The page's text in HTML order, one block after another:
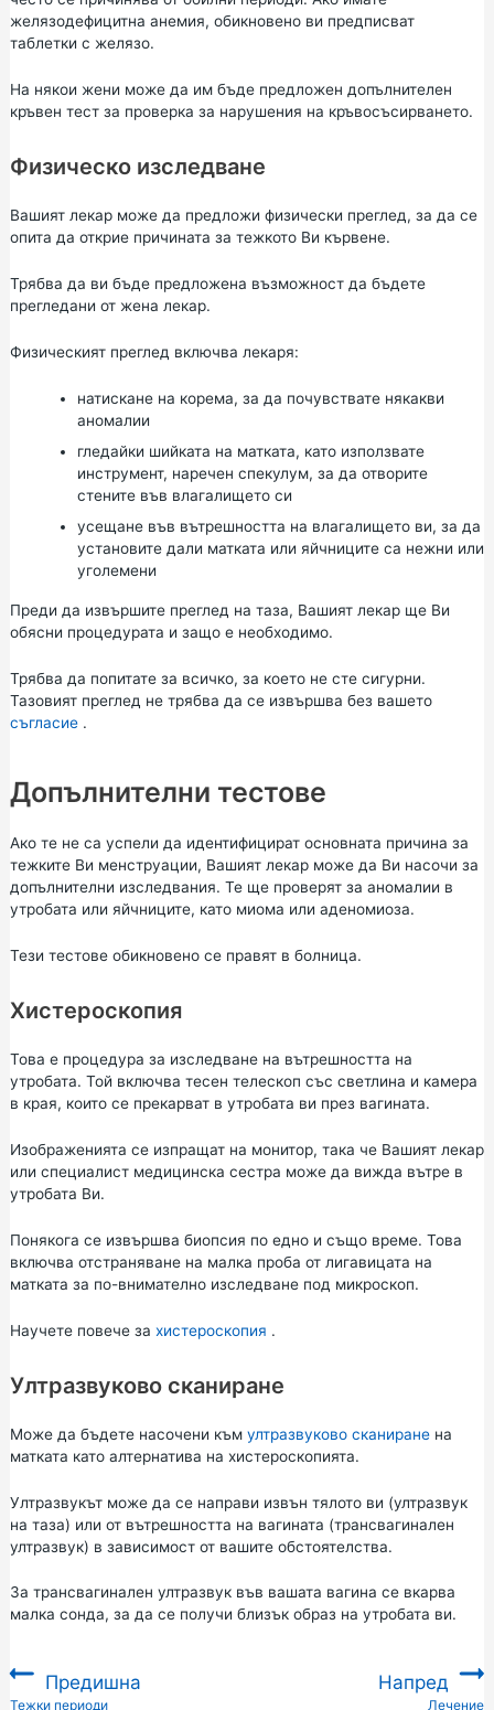
желязодефицитна анемия, обикновено ви предписват
таблетки с желязо.
На някои жени може да им бъде предложен допълнителен
кръвен тест за проверка за нарушения на кръвосъсирването.
Физическо изследване
Вашият лекар може да предложи физически преглед, за да се
опита да открие причината за тежкото Ви кървене.
Трябва да ви бъде предложена възможност да бъдете
прегледани от жена лекар.
Физическият преглед включва лекаря:
натискане на корема, за да почувствате някакви
аномалии
гледайки шийката на матката, като използвате
инструмент, наречен спекулум, за да отворите
стените във влагалището си
усещане във вътрешността на влагалището ви, за да
установите дали матката или яйчниците са нежни или
уголемени
Преди да извършите преглед на таза, Вашият лекар ще Ви
обясни процедурата и защо е необходимо.
Трябва да попитате за всичко, за което не сте сигурни.
Тазовият преглед не трябва да се извършва без вашето
съгласие.
Допълнителни тестове
Ако те не са успели да идентифицират основната причина за
тежките Ви менструации, Вашият лекар може да Ви насочи за
допълнителни изследвания. Те ще проверят за аномалии в
утробата или яйчниците, като миома или аденомиоза.
Тези тестове обикновено се правят в болница.
Хистероскопия
Това е процедура за изследване на вътрешността на
утробата. Той включва тесен телескоп със светлина и камера
в края, които се прекарват в утробата ви през вагината.
Изображенията се изпращат на монитор, така че Вашият лекар
или специалист медицинска сестра може да вижда вътре в
утробата Ви.
Понякога се извършва биопсия по едно и също време. Това
включва отстраняване на малка проба от лигавицата на
матката за по-внимателно изследване под микроскоп.
Научете повече за хистероскопия .
Ултразвуково сканиране
Може да бъдете насочени към ултразвуково сканиранена
матката като алтернатива на хистероскопията.
Ултразвукът може да се направи извън тялото ви (ултразвук
на таза) или от вътрешността на вагината (трансвагинален
ултразвук) в зависимост от вашите обстоятелства.
За трансвагинален ултразвук във вашата вагина се вкарва
малка сонда, за да се получи близък образ на утробата ви.
Предишна
:Тежки периоди
Напред
Лечение